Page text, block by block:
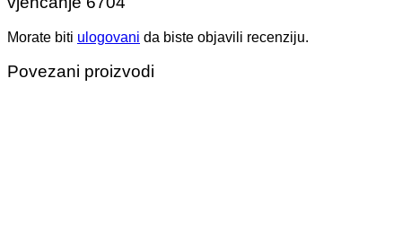
Morate biti ulogovani da biste objavili recenziju.
Povezani proizvodi